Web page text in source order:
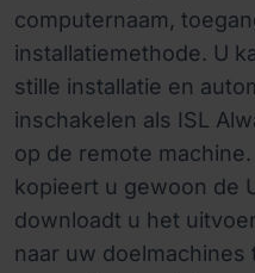
computernaam,
installatiemethode. U
stille installatie en
inschakelen als ISL
op de remote
kopieert u gewoon de
downloadt u het
naar uw